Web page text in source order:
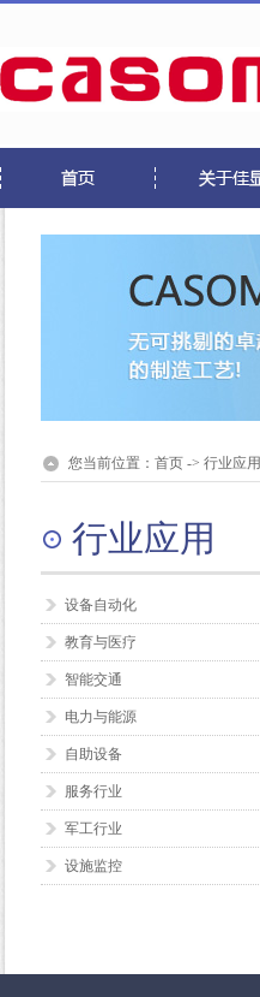
您当前位置： 首页 -> 行业应用
行业应用
设备自动化
教育与医疗
智能交通
电力与能源
自助设备
服务行业
军工行业
设施监控